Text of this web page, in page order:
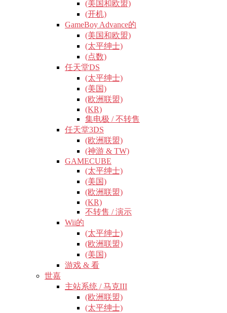
(美国和欧盟)
(开机)
GameBoy Advance的
(美国和欧盟)
(太平绅士)
(点数)
任天堂DS
(太平绅士)
(美国)
(欧洲联盟)
(KR)
集电极 / 不转售
任天堂3DS
(欧洲联盟)
(神游 & TW)
GAMECUBE
(太平绅士)
(美国)
(欧洲联盟)
(KR)
不转售 / 演示
Wii的
(太平绅士)
(欧洲联盟)
(美国)
游戏 & 看
世嘉
主站系统 / 马克III
(欧洲联盟)
(太平绅士)